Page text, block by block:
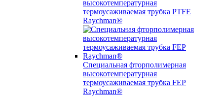
высокотемпературная
термоусаживаемая трубка PTFE
Raychman®
Специальная фторполимерная
высокотемпературная
термоусаживаемая трубка FEP
Raychman®